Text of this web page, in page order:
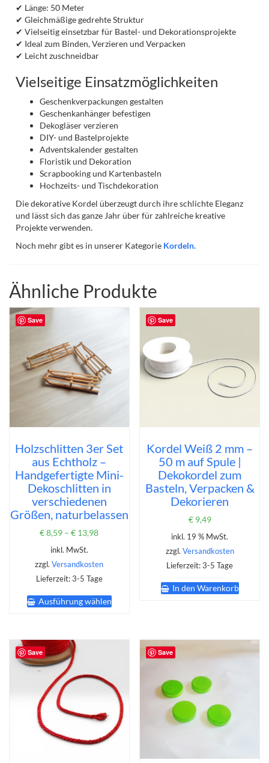
✔ Länge: 50 Meter
✔ Gleichmäßige gedrehte Struktur
✔ Vielseitig einsetzbar für Bastel- und Dekorationsprojekte
✔ Ideal zum Binden, Verzieren und Verpacken
✔ Leicht zuschneidbar
Vielseitige Einsatzmöglichkeiten
Geschenkverpackungen gestalten
Geschenkanhänger befestigen
Dekogläser verzieren
DIY- und Bastelprojekte
Adventskalender gestalten
Floristik und Dekoration
Scrapbooking und Kartenbasteln
Hochzeits- und Tischdekoration
Die dekorative Kordel überzeugt durch ihre schlichte Eleganz
und lässt sich das ganze Jahr über für zahlreiche kreative
Projekte verwenden.
Noch mehr gibt es in unserer Kategorie Kordeln.
Ähnliche Produkte
Save
Holzschlitten 3er Set
aus Echtholz –
Handgefertigte Mini-
Dekoschlitten in
verschiedenen
Größen, naturbelassen
€8,59 –€ 13,98
inkl. MwSt.
zzgl.Versandkosten
Lieferzeit: 3-5 Tage
Ausführung wählenProdukt
Varianten
können
auf
der
Produktseite
gewählt
Save
Kordel Weiß 2 mm –
50 m auf Spule |
Dekokordel zum
Basteln, Verpacken &
Dekorieren
€9,49
inkl. 19 % MwSt.
zzgl. Versandkosten
Lieferzeit:3-5 Tage
In den Warenkorb
Save Save